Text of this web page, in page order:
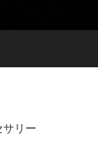
リー